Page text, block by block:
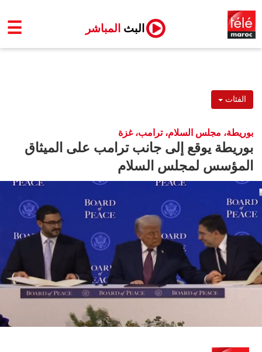
☰ البث المباشر
الفئات
بوريطة، مجلس السلام، ترامب، غزة
بوريطة يوقع إلى جانب ترامب على الميثاق
المؤسس لمجلس السلام